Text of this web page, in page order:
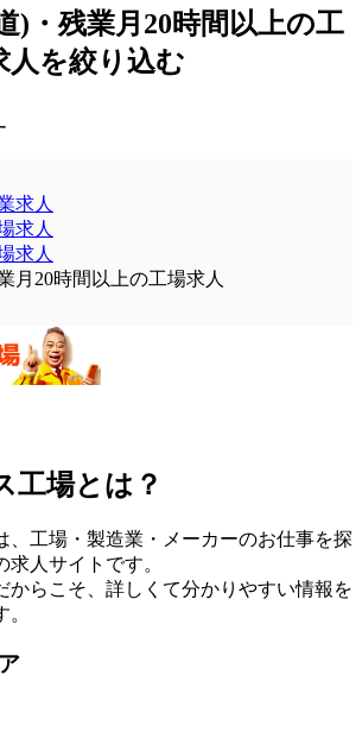
)・残業月20時間以上の工
人を絞り込む
求人
求人
求人
月20時間以上の工場求人
工場とは？
、工場・製造業・メーカーのお仕事を探
求人サイトです。
からこそ、詳しくて分かりやすい情報を